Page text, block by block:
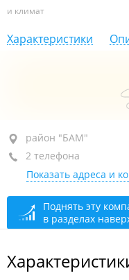
и климат
Характеристики
район "БАМ", ул.
оф. 28
+7 (423) 248-88-44
+7 902 488-75-01
сегодня закрыто
район "БАМ"
2 телефона
Показать адреса и
Поднять эту
в разделах